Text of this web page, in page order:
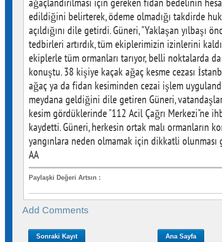
edildiğini belirterek, ödeme olmadığı takdirde
açıldığını dile getirdi. Güneri, "Yaklaşan yılbaşı
tedbirleri artırdık, tüm ekiplerimizin izinlerini
ekiplerle tüm ormanları tarıyor, belli noktalarda
konuştu. 38 kişiye kaçak ağaç kesme cezası
ağaç ya da fidan kesiminden cezai işlem
meydana geldiğini dile getiren Güneri,
kesim gördüklerinde "112 Acil Çağrı Merkezi"ne
kaydetti. Güneri, herkesin ortak malı ormanların
yangınlara neden olmamak için dikkatli
AA
Paylaşki Değeri Artsın :
Add Comments
Sonraki Kayıt
Ana Sayfa